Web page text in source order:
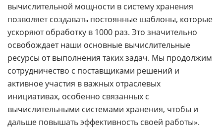
вычислительной мощности в систему хранения
позволяет создавать постоянные шаблоны, которые
ускоряют обработку в 1000 раз. Это значительно
освобождает наши основные вычислительные
ресурсы от выполнения таких задач. Мы продолжим
сотрудничество с поставщиками решений и
активное участия в важных отраслевых
инициативах, особенно связанных с
вычислительными системами хранения, чтобы и
дальше повышать эффективность своей работы».